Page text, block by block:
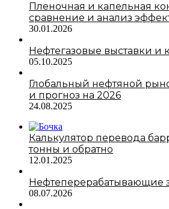
Пленочная и капельная
сравнение и анализ
30.01.2026
Нефтегазовые выставки
05.10.2025
Глобальный нефтяной
и прогноз на 2026
24.08.2025
Калькулятор перевода
тонны и обратно
12.01.2025
Нефтеперерабатывающие
08.07.2026